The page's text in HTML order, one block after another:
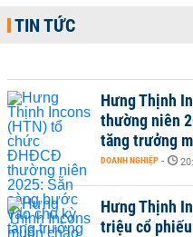
TIN TỨC
Hưng Thịnh
thường niên
tăng trưởng
DOANH NGHIỆP -
Hưng Thịnh
triệu cổ phiếu